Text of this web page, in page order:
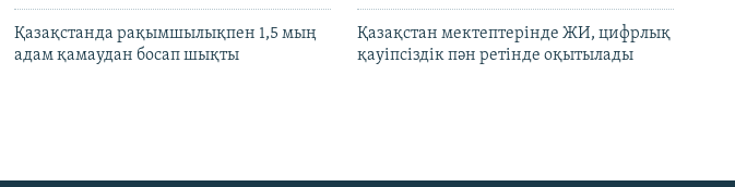
Қазақстанда рақымшылықпен 1,5 мың
адам қамаудан босап шықты
Қазақстан мектептерінде ЖИ, цифрлық
қауіпсіздік пән ретінде оқытылады